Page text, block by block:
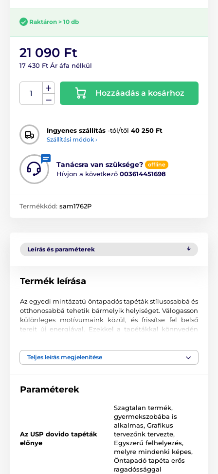
Raktáron > 10 db
21 090 Ft
17 430 Ft Ár áfa nélkül
Hozzáadás a kosárhoz
Ingyenes szállítás -tól/től 40 250 Ft
Szállítási módok ›
Tanácsra van szüksége? offline
Hívjon a következő 003614451698
Termékkód: sam1762P
Leírás és paraméterek
Termék leírása
Az egyedi mintázatú öntapadós tapéták stílusosabbá és
otthonosabbá tehetik bármelyik helyiséget. Válogasson
különleges motívumaink közül, és frissítse fel belső
tereit új energiával. Ezekkel a tapétákkal könnyedén
Precíz nyomtatási minőség
felületű anyagra nyomtatjuk. A minta korszerű UV-led
tapéták PVC-mentesek, és erős tapadású
akrilragasztóval vannak ellátva, amely biztosítja a stabil
rögzítést. A nyomtatási eljárásnak köszönhetően
kiválóan ellenállnak a külső hatásoknak, és megőrzik
színeik intenzitását.
Teljes leírás megjelenítése
Paraméterek
Az USP dovido tapéták
előnye
Szagtalan termék,
gyermekszobába is
alkalmas, Grafikus
tervezőnk tervezte,
Egyszerű felhelyezés,
melyre mindenki képes,
Öntapadó tapéta erős
ragadóssággal